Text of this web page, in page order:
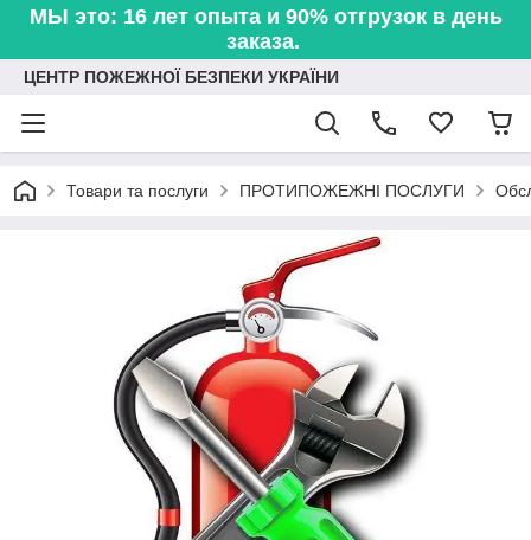
МЫ это: 16 лет опыта и 90% отгрузок в день
заказа.
ЦЕНТР ПОЖЕЖНОЇ БЕЗПЕКИ УКРАЇНИ
Товари та послуги ПРОТИПОЖЕЖНІ ПОСЛУГИ